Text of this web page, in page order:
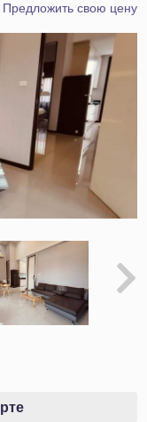
Предложить свою цену